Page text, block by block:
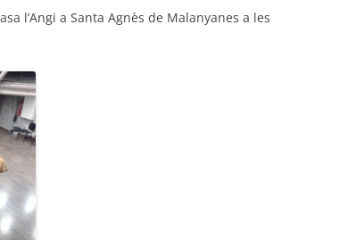
l’Angi a Santa Agnès de Malanyanes a les